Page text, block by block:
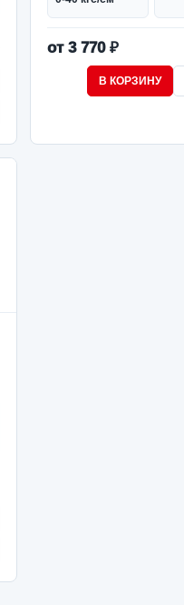
от 3 770 ₽
В КОРЗИНУ